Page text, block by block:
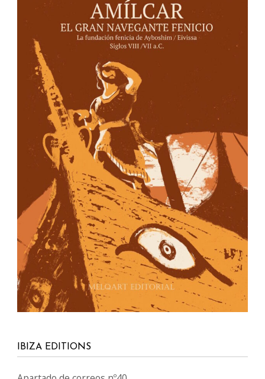
IBIZA EDITIONS
Apartado de correos nº40
Ibiza – Islas Baleares
07800 España
info@ibizaeditions.com
illes@illes.cat
NUESTRAS WEBS
www.Ibiza-click.com
www.Ibiza-tickets.com
www.Ibizaeditions.com
www.tvclick.es
www.destaka.net